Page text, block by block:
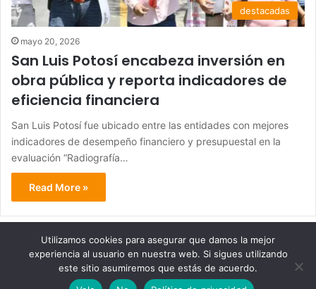
destacadas
mayo 20, 2026
San Luis Potosí encabeza inversión en
obra pública y reporta indicadores de
eficiencia financiera
San Luis Potosí fue ubicado entre las entidades con mejores
indicadores de desempeño financiero y presupuestal en la
evaluación “Radiografía…
Read More »
© Copyright 2026, Todos los derechos reservados - Metrópoli
San Luis 2013 |
Utilizamos cookies para asegurar que damos la mejor
experiencia al usuario en nuestra web. Si sigues utilizando
este sitio asumiremos que estás de acuerdo.